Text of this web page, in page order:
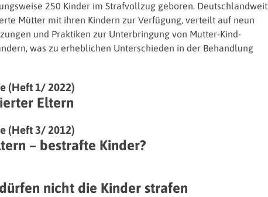
250 Kinder im Strafvollzug geboren. Deutschlandweit
Mütter mit ihren Kindern zur Verfügung, verteilt auf neun
und Praktiken zur Unterbringung von Mutter-Kind-
was zu erheblichen Unterschieden in der Behandlung
(Heft 1/ 2022)
Eltern
(Heft 3/ 2012)
– bestrafte Kinder?
nicht die Kinder strafen